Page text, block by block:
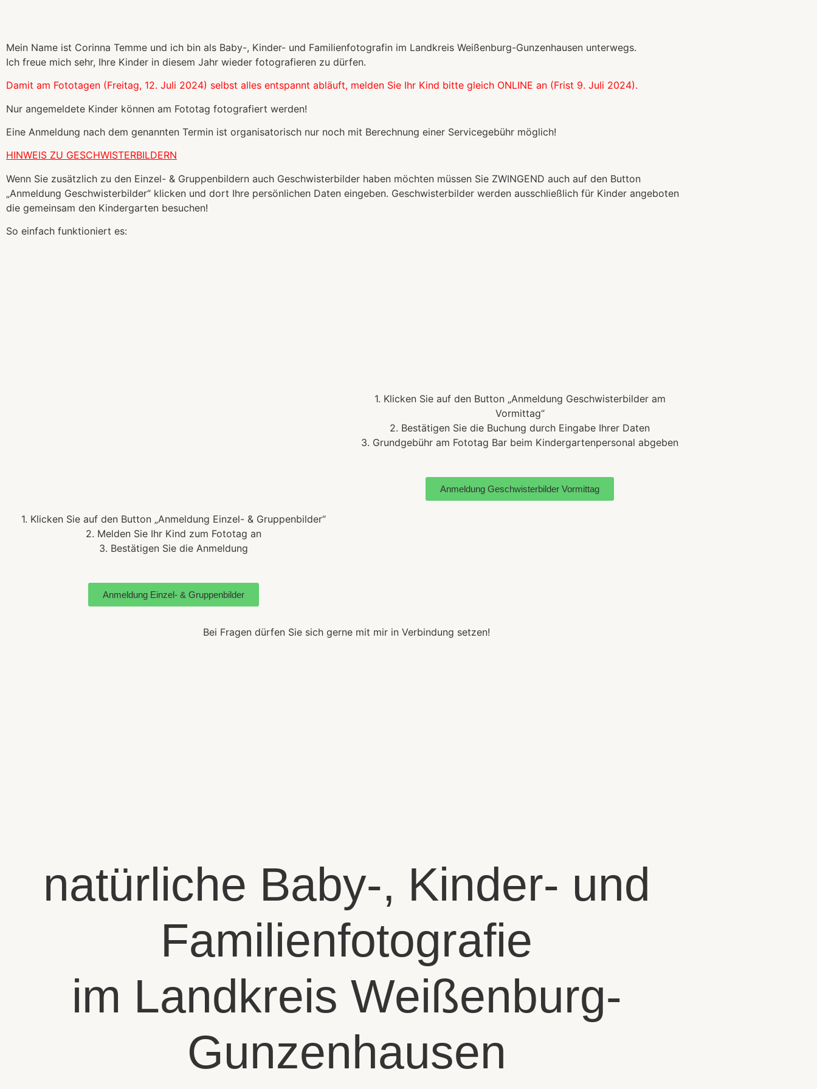
Mein Name ist Corinna Temme und ich bin als Baby-, Kinder- und Familienfotografin im Landkreis Weißenburg-Gunzenhausen unterwegs.
Ich freue mich sehr, Ihre Kinder in diesem Jahr wieder fotografieren zu dürfen.
Damit am Fototagen (Freitag, 12. Juli 2024) selbst alles entspannt abläuft, melden Sie Ihr Kind bitte gleich ONLINE an (Frist 9. Juli 2024).
Nur angemeldete Kinder können am Fototag fotografiert werden!
Eine Anmeldung nach dem genannten Termin ist organisatorisch nur noch mit Berechnung einer Servicegebühr möglich!
HINWEIS ZU GESCHWISTERBILDERN
Wenn Sie zusätzlich zu den Einzel- & Gruppenbildern auch Geschwisterbilder haben möchten müssen Sie ZWINGEND auch auf den Button
„Anmeldung Geschwisterbilder“ klicken und dort Ihre persönlichen Daten eingeben. Geschwisterbilder werden ausschließlich für Kinder angeboten
die gemeinsam den Kindergarten besuchen!
So einfach funktioniert es:
1. Klicken Sie auf den Button „Anmeldung Einzel- & Gruppenbilder“
2. Melden Sie Ihr Kind zum Fototag an
3. Bestätigen Sie die Anmeldung
Anmeldung Einzel- & Gruppenbilder
1. Klicken Sie auf den Button „Anmeldung Geschwisterbilder am
Vormittag“
2. Bestätigen Sie die Buchung durch Eingabe Ihrer Daten
3. Grundgebühr am Fototag Bar beim Kindergartenpersonal abgeben
Anmeldung Geschwisterbilder Vormittag
Bei Fragen dürfen Sie sich gerne mit mir in Verbindung setzen!
natürliche Baby-, Kinder- und
Familienfotografie
im Landkreis Weißenburg-
Gunzenhausen